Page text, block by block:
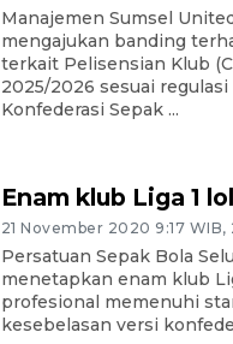
Manajemen Sumsel
mengajukan banding
terkait Pelisensian Klub
2025/2026 sesuai
Konfederasi Sepak ...
Enam klub Liga 1
21 November 2020 9:17 WIB,
Persatuan Sepak Bola
menetapkan enam klub
profesional memenuhi
kesebelasan versi